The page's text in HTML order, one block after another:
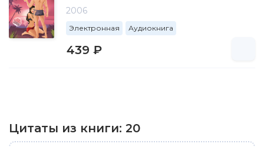
2006
Электронная Аудиокнига
439 ₽
Цитаты из книги: 20